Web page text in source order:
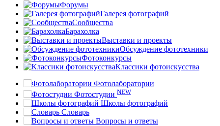
Форумы
Галерея фотографий
Сообщества
Барахолка
Выставки и проекты
Обсуждение фототехники
Фотоконкурсы
Классики фотоискусства
Фотолаборатории
Фотостудии NEW
Школы фотографий
Словарь
Вопросы и ответы